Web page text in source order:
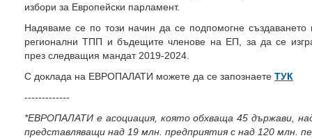
избори за Европейски парламент.
Надяваме се по този начин да се подпомогне създаването
регионални ТПП и бъдещите членове на ЕП, за да се
през следващия мандат 2019-2024.
С доклада на ЕВРОПАЛАТИ можете да се запознаете ТУК
-------------
*ЕВРОПАЛАТИ е асоциация, която обхваща 45 държави,
представляващи над 19 млн. предприятия с над 120 млн.